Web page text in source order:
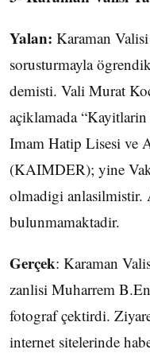
Yalan: Karaman
sorusturmayla
demisti. Vali Murat
açiklamada
Imam Hatip Lisesi ve
(KAIMDER); yine
olmadigi anlasilmistir.
bulunmamaktadir.
Gerçek: Karaman
zanlisi Muharrem
fotograf çektirdi.
internet sitelerinde